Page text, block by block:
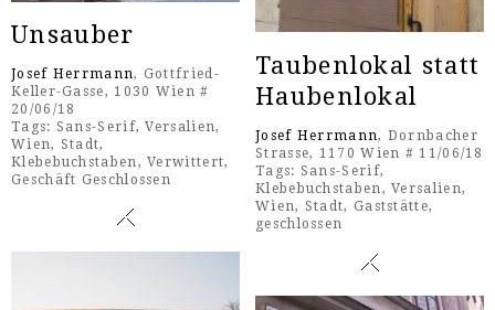
Unsauber
Josef Herrmann, Gottfried-
Keller-Gasse, 1030 Wien #
20/06/18
Tags: Sans-Serif,Versalien,
Wien, Stadt,
Klebebuchstaben,Verwittert,
Geschäft Geschlossen
Taubenlokal statt
Haubenlokal
Josef Herrmann, Dornbacher
Strasse, 1170 Wien # 11/06/18
Tags: Sans-Serif,
Klebebuchstaben,Versalien,
Wien, Stadt, Gaststätte,
geschlossen